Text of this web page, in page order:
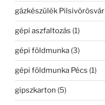
gázkészülék Pilsivörösvár
gépi aszfaltozás (1)
gépi földmunka (3)
gépi földmunka Pécs (1)
gipszkarton (5)